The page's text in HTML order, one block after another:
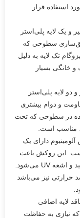
استفاده قرار
و یک لایه پلی‌استر
سطوحی که
تک لایه به دلیل
خانگی بسیار
و دو لایه پلی‌استر
و دوام بیشتری
در سطوحی که تحت
مناسب است.
دارای یک
این روکش باعث
افزایش مقاومت ایزوگام در برابر نور خورشید و اشعه UV می‌شود.
حرارتی نیز می‌باشد
لایه اضافی
نیازی به حفاظت